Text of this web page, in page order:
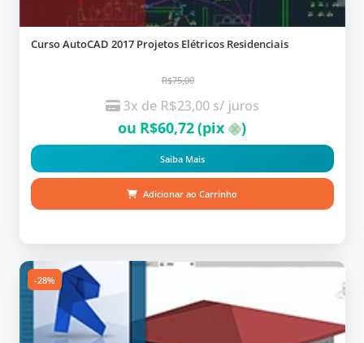
Curso AutoCAD 2017 Projetos Elétricos Residenciais
R$75,00
3x de R$23,00 s/ juros
ou R$60,72(pix )
Saiba Mais
Adicionar ao Carrinho
-28%